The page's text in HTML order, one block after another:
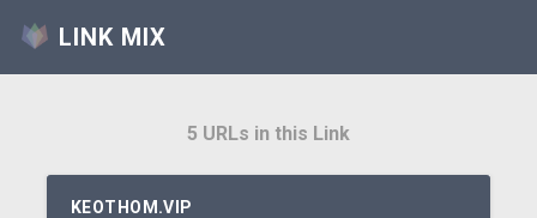
LINK MIX
5 URLs in this Link
KEOTHOM.VIP